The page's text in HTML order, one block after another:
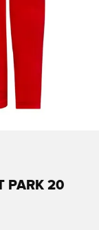
PARK 20